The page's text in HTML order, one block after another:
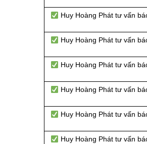
Huy Hoàng Phát tư vấn
Huy Hoàng Phát tư vấn
Huy Hoàng Phát tư vấn
Huy Hoàng Phát tư vấn
Huy Hoàng Phát tư vấn
Huy Hoàng Phát tư vấn